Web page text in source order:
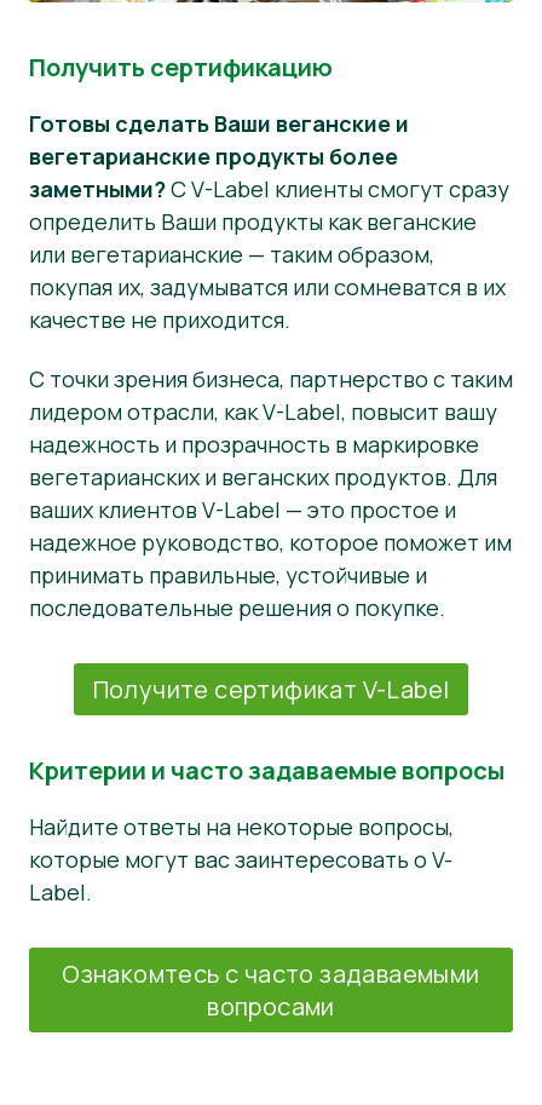
Получить сертификацию
Готовы сделать Ваши веганские и
вегетарианские продукты более
заметными?С V-Label клиенты смогут сразу
определить Ваши продукты как веганские
или вегетарианские — таким образом,
покупая их, задумыватся или сомневатся в их
качестве не приходится.
С точки зрения бизнеса, партнерство с таким
лидером отрасли, как V-Label, повысит вашу
надежность и прозрачность в маркировке
вегетарианских и веганских продуктов. Для
ваших клиентов V-Label — это простое и
надежное руководство, которое поможет им
принимать правильные, устойчивые и
последовательные решения о покупке.
Получите сертификат V-Label
Критерии и часто задаваемые вопросы
Найдите ответы на некоторые вопросы,
которые могут вас заинтересовать о V-
Label.
Ознакомтесь с часто задаваемыми
вопросами